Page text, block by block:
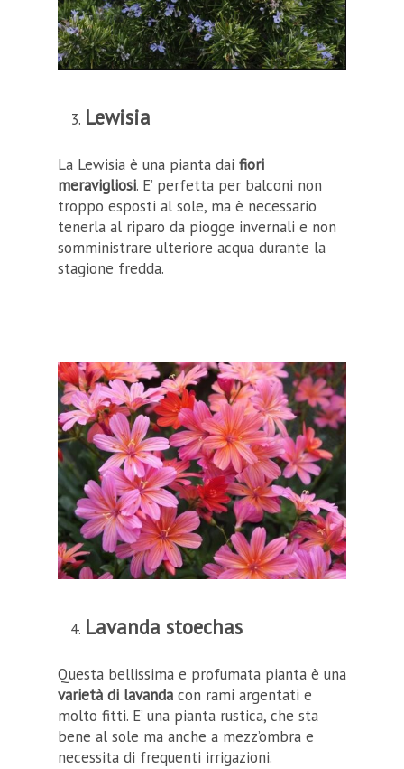
Lewisia
La Lewisia è una pianta dai fiori
meravigliosi. E’ perfetta per balconi non
troppo esposti al sole, ma è necessario
tenerla al riparo da piogge invernali e non
somministrare ulteriore acqua durante la
stagione fredda.
Lavanda stoechas
Questa bellissima e profumata pianta è una
varietà di lavanda con rami argentati e
molto fitti. E’ una pianta rustica, che sta
bene al sole ma anche a mezz’ombra e
necessita di frequenti irrigazioni.